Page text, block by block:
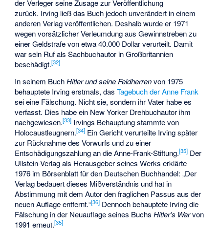
der Verleger seine Zusage zur Veröffentlichung
zurück. Irving ließ das Buch jedoch unverändert in einem
anderen Verlag veröffentlichen. Deshalb wurde er 1971
wegen vorsätzlicher Verleumdung aus Gewinnstreben zu
einer Geldstrafe von etwa 40.000 Dollar verurteilt. Damit
war sein Ruf als Sachbuchautor in Großbritannien
beschädigt.[32]
In seinem BuchHitler und seine Feldherrenvon 1975
behauptete Irving erstmals, dasTagebuch der Anne Frank
sei eine Fälschung. Nicht sie, sondern ihr Vater habe es
verfasst. Dies habe ein New Yorker Drehbuchautor ihm
nachgewiesen.[33] Irvings Behauptung stammte von
Holocaustleugnern.[34] Ein Gericht verurteilte Irving später
zur Rücknahme des Vorwurfs und zu einer
Entschädigungszahlung an die Anne-Frank-Stiftung.[35] Der
Ullstein-Verlag als Herausgeber seines Werks erklärte
1976 im Börsenblatt für den Deutschen Buchhandel: „Der
Verlag bedauert dieses Mißverständnis und hat in
Abstimmung mit dem Autor den fraglichen Passus aus der
neuen Auflage entfernt.“[36] Dennoch behauptete Irving die
Fälschung in der Neuauflage seines BuchsHitler’s Warvon
1991 erneut.[35]